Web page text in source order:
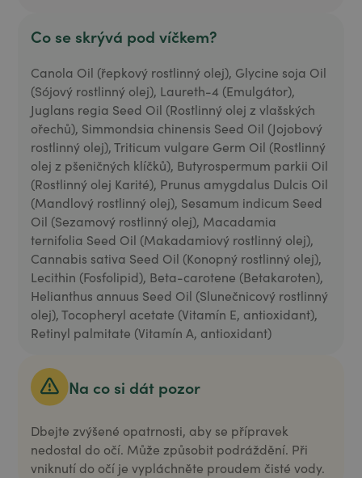
Co se skrývá pod víčkem?
Canola Oil (řepkový rostlinný olej), Glycine soja Oil
(Sójový rostlinný olej), Laureth-4 (Emulgátor),
Juglans regia Seed Oil (Rostlinný olej z vlašských
ořechů), Simmondsia chinensis Seed Oil (Jojobový
rostlinný olej), Triticum vulgare Germ Oil (Rostlinný
olej z pšeničných klíčků), Butyrospermum parkii Oil
(Rostlinný olej Karité), Prunus amygdalus Dulcis Oil
(Mandlový rostlinný olej), Sesamum indicum Seed
Oil (Sezamový rostlinný olej), Macadamia
ternifolia Seed Oil (Makadamiový rostlinný olej),
Cannabis sativa Seed Oil (Konopný rostlinný olej),
Lecithin (Fosfolipid), Beta-carotene (Betakaroten),
Helianthus annuus Seed Oil (Slunečnicový rostlinný
olej), Tocopheryl acetate (Vitamín E, antioxidant),
Retinyl palmitate (Vitamín A, antioxidant)
Na co si dát pozor
Dbejte zvýšené opatrnosti, aby se přípravek
nedostal do očí. Může způsobit podráždění. Při
vniknutí do očí je vypláchněte proudem čisté vody.